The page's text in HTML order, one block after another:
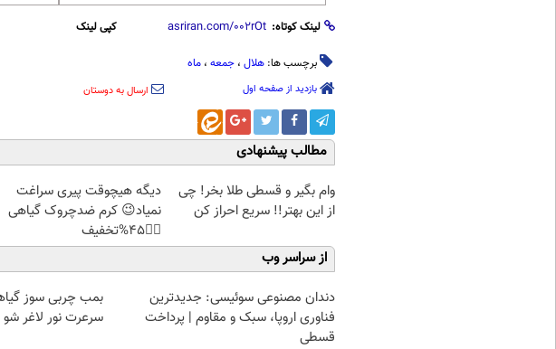
لینک کوتاه: کپی لینک
برچسب ها: هلال ، جمعه ، ماه
بازدید از صفحه اول ارسال به دوستان
مطالب پیشنهادی
وام بگیر و قسطی طلا بخر! چی
از این بهتر!! سریع احراز کن
دیگه هیچوقت پیری سراغت
نمیاد😉 کرم ضدچروک گیاهی
👈🏻45%تخفیف
از سراسر وب
دندان مصنوعی سوئیسی: جدیدترین
فناوری اروپا، سبک و مقاوم | پرداخت
قسطی
بمب چربی سوز
سرعرت نور لاغر